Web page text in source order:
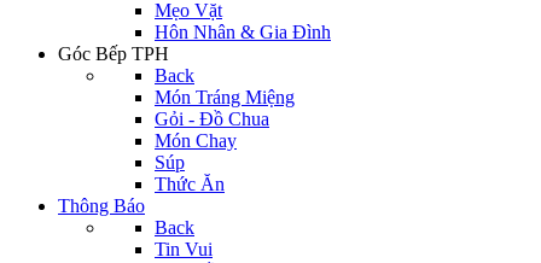
Mẹo Vặt
Hôn Nhân & Gia Đình
Góc Bếp TPH
Back
Món Tráng Miệng
Gỏi - Đồ Chua
Món Chay
Súp
Thức Ăn
Thông Báo
Back
Tin Vui